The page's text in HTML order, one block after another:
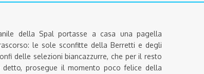
della Spal portasse a casa una pagella
le sole sconfitte della Berretti e degli
delle selezioni biancazzurre, che per il resto
prosegue il momento poco felice della